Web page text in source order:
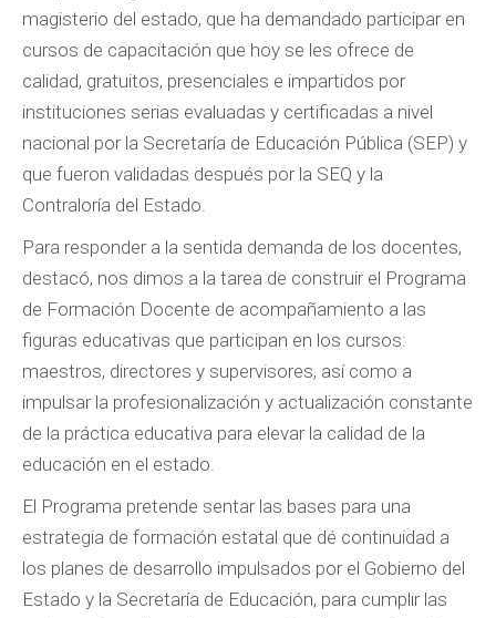
magisterio del estado, que ha demandado participar en
cursos de capacitación que hoy se les ofrece de
calidad, gratuitos, presenciales e impartidos por
instituciones serias evaluadas y certificadas a nivel
nacional por la Secretaría de Educación Pública (SEP) y
que fueron validadas después por la SEQ y la
Contraloría del Estado.
Para responder a la sentida demanda de los docentes,
destacó, nos dimos a la tarea de construir el Programa
de Formación Docente de acompañamiento a las
figuras educativas que participan en los cursos:
maestros, directores y supervisores, así como a
impulsar la profesionalización y actualización constante
de la práctica educativa para elevar la calidad de la
educación en el estado.
El Programa pretende sentar las bases para una
estrategia de formación estatal que dé continuidad a
los planes de desarrollo impulsados por el Gobierno del
Estado y la Secretaría de Educación, para cumplir las